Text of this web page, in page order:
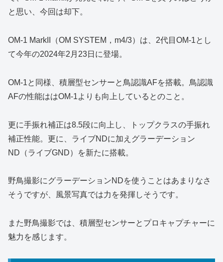
と思い、今回は却下。
OM-1 MarkII（OM SYSTEM，m4/3）は、2代目OM-1とし
て今年の2024年2月23日に登場。
OM-1と同様、積層型センサーと鳥認識AFを搭載。鳥認識
AFの性能ははOM-1よりも向上しているとのこと。
更に手振れ補正は8.5段に向上し、トップクラスの手振れ
補正性能。更に、ライブNDに加えグラーデーション
ND（ライブGND）を新たに搭載。
野鳥撮影にグラーデーションNDを使うことはあまりなさ
そうですが、風景写真では力を発揮しそうです。
また野鳥撮影では、積層型センサーとプロキャプチャーに
魅力を感じます。